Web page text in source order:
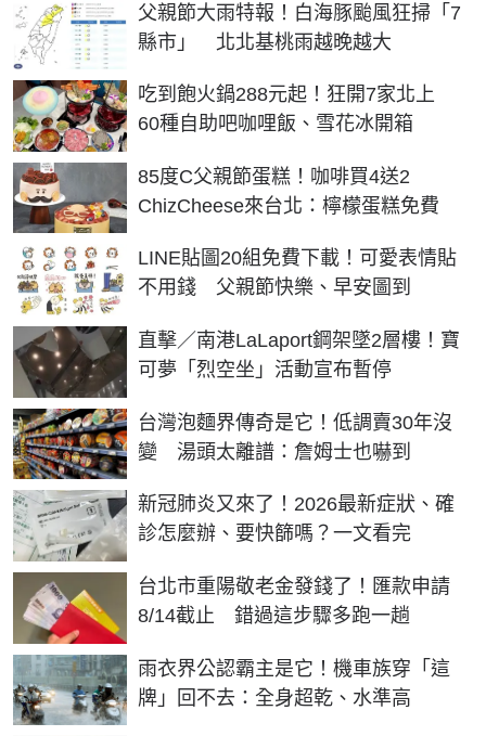
父親節大雨特報！白海豚颱風狂掃「7
縣市」 北北基桃雨越晚越大
吃到飽火鍋288元起！狂開7家北上
60種自助吧咖哩飯、雪花冰開箱
85度C父親節蛋糕！咖啡買4送2
ChizCheese來台北：檸檬蛋糕免費
LINE貼圖20組免費下載！可愛表情貼
不用錢 父親節快樂、早安圖到
直擊／南港LaLaport鋼架墜2層樓！寶
可夢「烈空坐」活動宣布暫停
台灣泡麵界傳奇是它！低調賣30年沒
變 湯頭太離譜：詹姆士也嚇到
新冠肺炎又來了！2026最新症狀、確
診怎麼辦、要快篩嗎？一文看完
台北市重陽敬老金發錢了！匯款申請
8/14截止 錯過這步驟多跑一趟
雨衣界公認霸主是它！機車族穿「這
牌」回不去：全身超乾、水準高